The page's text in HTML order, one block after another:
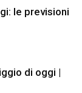
le previsioni
di oggi |